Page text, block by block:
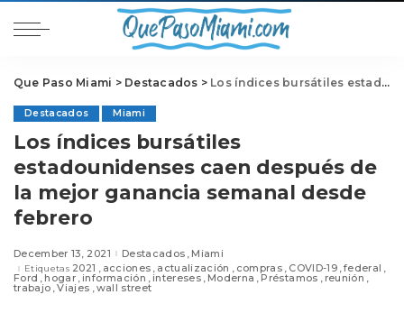
Que Paso Miami > Destacados > Los índices bursátiles estadounidenses caen después de la mejor ganancia semanal desde febrero
Destacados Miami
Los índices bursátiles
estadounidenses caen después de
la mejor ganancia semanal desde
febrero
December 13, 2021 Destacados Miami
Etiquetas 2021 acciones actualización compras COVID-19 federal
Ford hogar información intereses Moderna Préstamos reunión
trabajo Viajes wall street